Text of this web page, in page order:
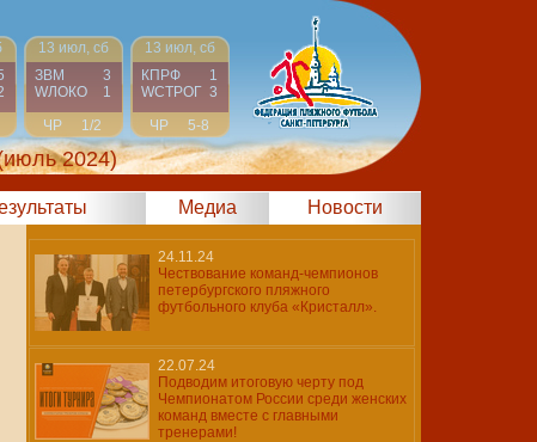
13 июл, сб
ЗВМ
3
WЛОКО
1
ЧР
1/2
13 июл, сб
КПРФ
1
WCТРОГ 3
ЧР
5-8
2024)
Медиа Новости
24.11.24
Чествование команд-чемпионов
петербургского пляжного
футбольного клуба «Кристалл».
22.07.24
Подводим итоговую черту под
Чемпионатом России среди женских
команд вместе с главными
тренерами!